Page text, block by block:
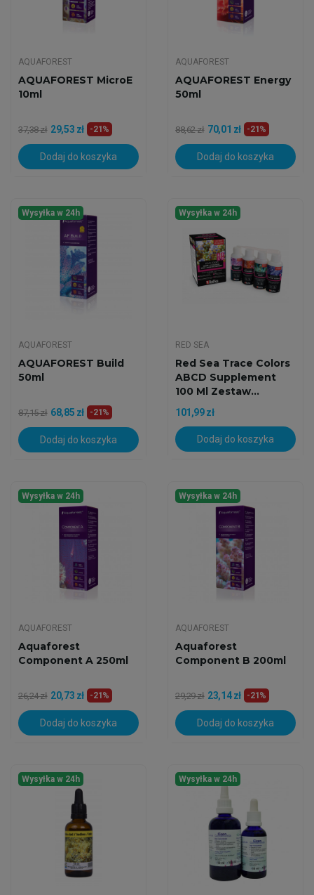
AQUAFOREST
AQUAFOREST MicroE
10ml
37,38 zł 29,53 zł -21%
Dodaj do koszyka
AQUAFOREST
AQUAFOREST Energy
50ml
88,62 zł 70,01 zł -21%
Dodaj do koszyka
Wysyłka w 24h
AQUAFOREST
AQUAFOREST Build
50ml
87,15 zł 68,85 zł -21%
Dodaj do koszyka
Wysyłka w 24h
RED SEA
Red Sea Trace Colors
ABCD Supplement
100 Ml Zestaw...
101,99 zł
Dodaj do koszyka
Wysyłka w 24h
AQUAFOREST
Aquaforest
Component A 250ml
26,24 zł 20,73 zł -21%
Dodaj do koszyka
Wysyłka w 24h
AQUAFOREST
Aquaforest
Component B 200ml
29,29 zł 23,14 zł -21%
Dodaj do koszyka
Wysyłka w 24h Wysyłka w 24h